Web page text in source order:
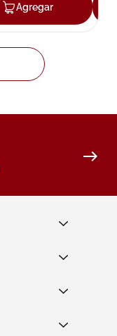
Agregar
Agregar